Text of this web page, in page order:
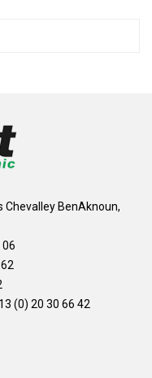
Chevalley BenAknoun,
06
(0) 20 30 66 42